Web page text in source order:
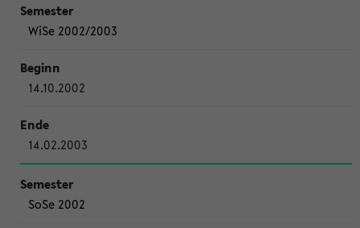
WiSe 2002/2003
14.10.2002
14.02.2003
SoSe 2002